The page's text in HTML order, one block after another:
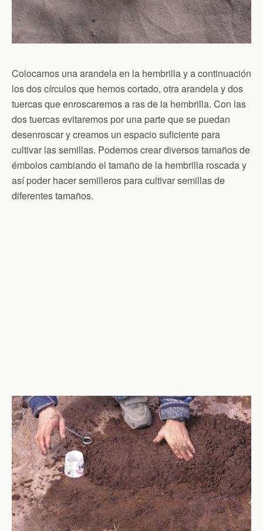
Colocamos una arandela en la hembrilla y a continuación
los dos círculos que hemos cortado, otra arandela y dos
tuercas que enroscaremos a ras de la hembrilla. Con las
dos tuercas evitaremos por una parte que se puedan
desenroscar y creamos un espacio suficiente para
cultivar las semillas. Podemos crear diversos tamaños de
émbolos cambiando el tamaño de la hembrilla roscada y
así poder hacer semilleros para cultivar semillas de
diferentes tamaños.